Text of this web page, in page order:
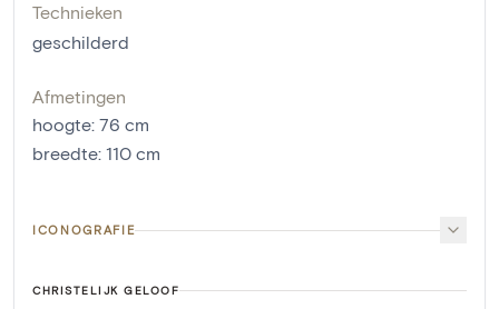
Technieken
geschilderd
Afmetingen
hoogte: 76 cm
breedte: 110 cm
ICONOGRAFIE
CHRISTELIJK GELOOF